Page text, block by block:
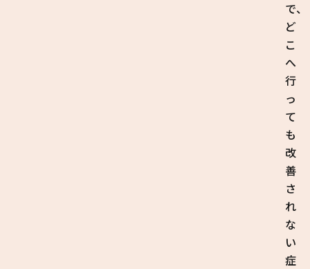
で、
ど
こ
へ
行
っ
て
も
改
善
さ
れ
な
い
症